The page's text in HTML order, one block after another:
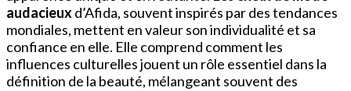
audacieuxd’Afida, souvent inspirés par des tendances
mondiales, mettent en valeur son individualité et sa
confiance en elle. Elle comprend comment les
influences culturelles jouent un rôle essentiel dans la
définition de la beauté, mélangeant souvent des